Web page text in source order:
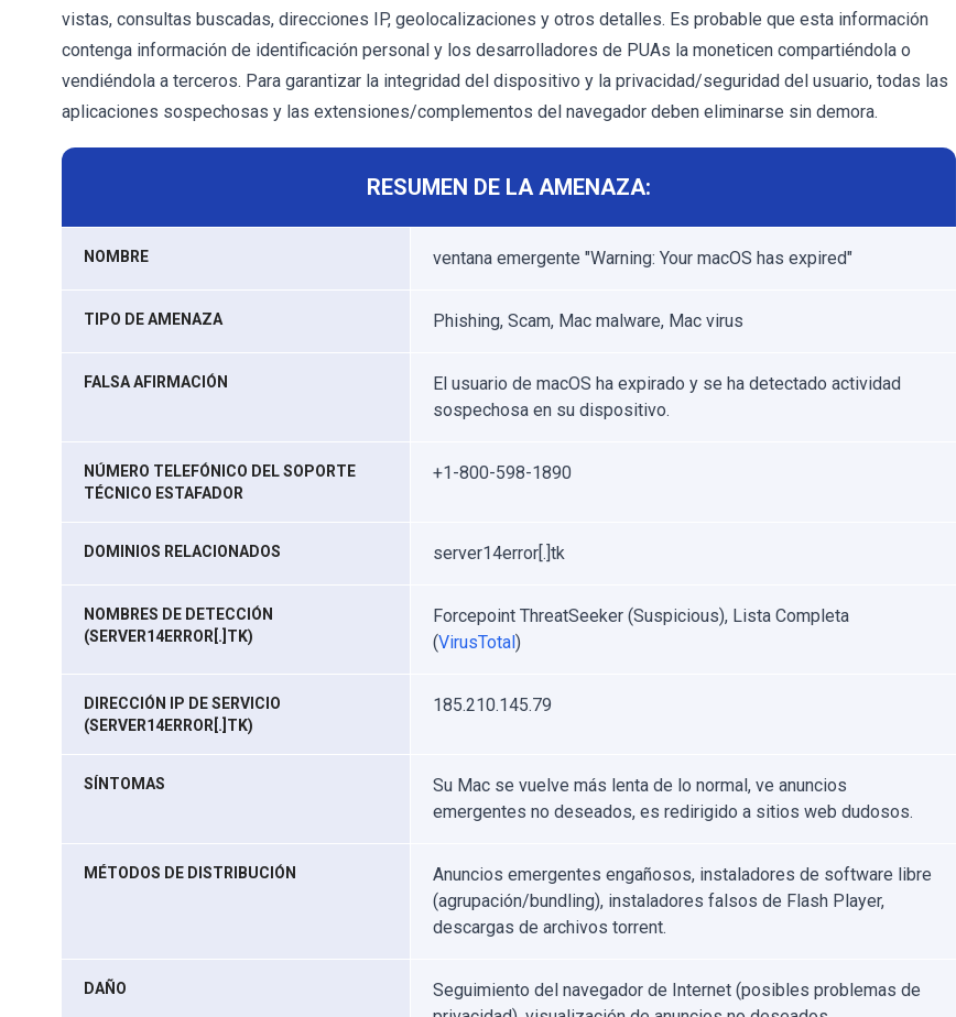
vistas, consultas buscadas, direcciones IP, geolocalizaciones y otros detalles. Es probable que esta información
contenga información de identificación personal y los desarrolladores de PUAs la moneticen compartiéndola o
vendiéndola a terceros. Para garantizar la integridad del dispositivo y la privacidad/seguridad del usuario, todas las
aplicaciones sospechosas y las extensiones/complementos del navegador deben eliminarse sin demora.
RESUMEN DE LA AMENAZA:
NOMBRE ventana emergente "Warning: Your macOS has expired"
TIPO DE AMENAZA Phishing, Scam, Mac malware, Mac virus
FALSA AFIRMACIÓN
El usuario de macOS ha expirado y se ha detectado actividad
sospechosa en su dispositivo.
NÚMERO TELEFÓNICO DEL SOPORTE
TÉCNICO ESTAFADOR
+1-800-598-1890
DOMINIOS RELACIONADOS server14error[.]tk
NOMBRES DE DETECCIÓN
(SERVER14ERROR[.]TK)
Forcepoint ThreatSeeker (Suspicious), Lista Completa
(VirusTotal)
DIRECCIÓN IP DE SERVICIO
(SERVER14ERROR[.]TK)
185.210.145.79
SÍNTOMAS
Su Mac se vuelve más lenta de lo normal, ve anuncios
emergentes no deseados, es redirigido a sitios web dudosos.
MÉTODOS DE DISTRIBUCIÓN
Anuncios emergentes engañosos, instaladores de software libre
(agrupación/bundling), instaladores falsos de Flash Player,
descargas de archivos torrent.
DAÑO
Seguimiento del navegador de Internet (posibles problemas de